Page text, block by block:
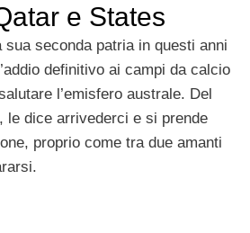
e States
sua seconda patria in questi anni
definitivo ai campi da calcio
l’emisfero australe. Del
le dice arrivederci e si prende
proprio come tra due amanti